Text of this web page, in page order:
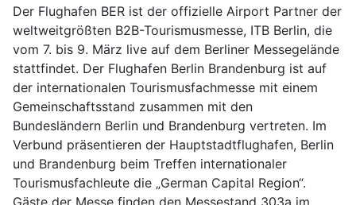
Der Flughafen BER ist der offizielle Airport Partner der
weltweitgrößten B2B-Tourismusmesse, ITB Berlin, die
vom 7. bis 9. März live auf dem Berliner Messegelände
stattfindet. Der Flughafen Berlin Brandenburg ist auf
der internationalen Tourismusfachmesse mit einem
Gemeinschaftsstand zusammen mit den
Bundesländern Berlin und Brandenburg vertreten. Im
Verbund präsentieren der Hauptstadtflughafen, Berlin
und Brandenburg beim Treffen internationaler
Tourismusfachleute die „German Capital Region“.